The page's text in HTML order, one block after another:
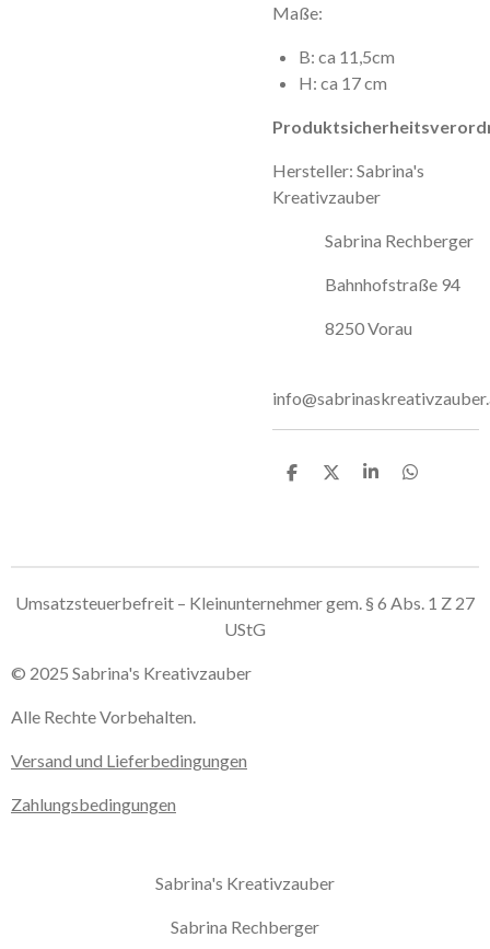
Maße:
B: ca 11,5cm
H: ca 17 cm
Hersteller: Sabrina's
Kreativzauber
Sabrina Rechberger
Bahnhofstraße 94
8250 Vorau
T
n
T
n
T
n
T
n
Umsatzsteuerbefreit – Kleinunternehmer gem. § 6 Abs. 1 Z 27
UStG
© 2025 Sabrina's Kreativzauber
Alle Rechte Vorbehalten.
Versand und Lieferbedingungen
Zahlungsbedingungen
Sabrina's Kreativzauber
Sabrina Rechberger